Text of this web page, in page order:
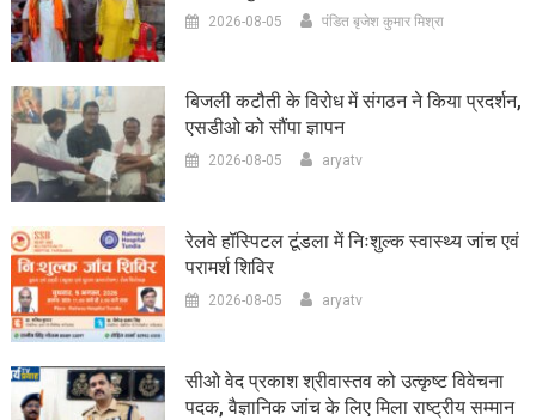
2026-08-05 पंडित बृजेश कुमार मिश्रा
बिजली कटौती के विरोध में संगठन ने किया प्रदर्शन,
एसडीओ को सौंपा ज्ञापन
2026-08-05 aryatv
रेलवे हॉस्पिटल टूंडला में निःशुल्क स्वास्थ्य जांच एवं
परामर्श शिविर
2026-08-05 aryatv
सीओ वेद प्रकाश श्रीवास्तव को उत्कृष्ट विवेचना
पदक, वैज्ञानिक जांच के लिए मिला राष्ट्रीय सम्मान